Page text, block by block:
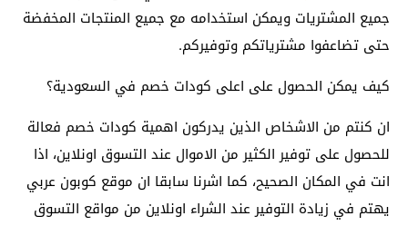
جميع المشتريات ويمكن استخدامه مع جميع المنتجات المخفضة
حتى تضاعفوا مشترياتكم وتوفيركم.
كيف يمكن الحصول على اعلى كودات خصم في السعودية؟
ان كنتم من الاشخاص الذين يدركون اهمية كودات خصم فعالة
للحصول على توفير الكثير من الاموال عند التسوق اونلاين، اذا
انت في المكان الصحيح، كما اشرنا سابقا ان موقع كوبون عربي
يهتم في زيادة التوفير عند الشراء اونلاين من مواقع التسوق